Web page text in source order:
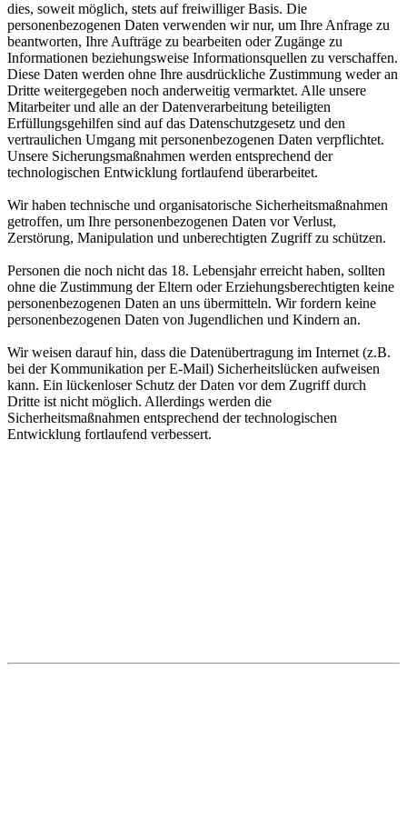
dies, soweit möglich, stets auf freiwilliger Basis. Die
personenbezogenen Daten verwenden wir nur, um Ihre Anfrage zu
beantworten, Ihre Aufträge zu bearbeiten oder Zugänge zu
Informationen beziehungsweise Informationsquellen zu verschaffen.
Diese Daten werden ohne Ihre ausdrückliche Zustimmung weder an
Dritte weitergegeben noch anderweitig vermarktet. Alle unsere
Mitarbeiter und alle an der Datenverarbeitung beteiligten
Erfüllungsgehilfen sind auf das Datenschutzgesetz und den
vertraulichen Umgang mit personenbezogenen Daten verpflichtet.
Unsere Sicherungsmaßnahmen werden entsprechend der
technologischen Entwicklung fortlaufend überarbeitet.
Wir haben technische und organisatorische Sicherheitsmaßnahmen
getroffen, um Ihre personenbezogenen Daten vor Verlust,
Zerstörung, Manipulation und unberechtigten Zugriff zu schützen.
Personen die noch nicht das 18. Lebensjahr erreicht haben, sollten
ohne die Zustimmung der Eltern oder Erziehungsberechtigten keine
personenbezogenen Daten an uns übermitteln. Wir fordern keine
personenbezogenen Daten von Jugendlichen und Kindern an.
Wir weisen darauf hin, dass die Datenübertragung im Internet (z.B.
bei der Kommunikation per E-Mail) Sicherheitslücken aufweisen
kann. Ein lückenloser Schutz der Daten vor dem Zugriff durch
Dritte ist nicht möglich. Allerdings werden die
Sicherheitsmaßnahmen entsprechend der technologischen
Entwicklung fortlaufend verbessert.